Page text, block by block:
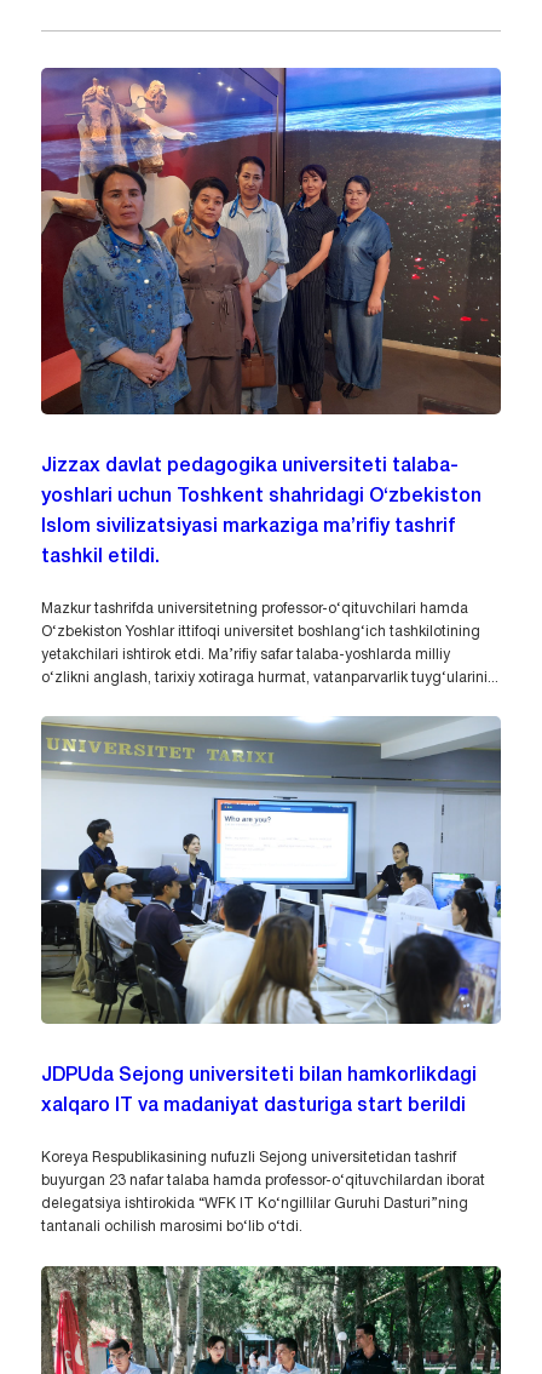
Jizzax davlat pedagogika universiteti talaba-
yoshlari uchun Toshkent shahridagi O‘zbekiston
Islom sivilizatsiyasi markaziga ma’rifiy tashrif
tashkil etildi.
Mazkur tashrifda universitetning professor-o‘qituvchilari hamda
O‘zbekiston Yoshlar ittifoqi universitet boshlang‘ich tashkilotining
yetakchilari ishtirok etdi. Ma’rifiy safar talaba-yoshlarda milliy
o‘zlikni anglash, tarixiy xotiraga hurmat, vatanparvarlik tuyg‘ularini...
JDPUda Sejong universiteti bilan hamkorlikdagi
xalqaro IT va madaniyat dasturiga start berildi
Koreya Respublikasining nufuzli Sejong universitetidan tashrif
buyurgan 23 nafar talaba hamda professor-o‘qituvchilardan iborat
delegatsiya ishtirokida “WFK IT Ko‘ngillilar Guruhi Dasturi”ning
tantanali ochilish marosimi bo‘lib o‘tdi.